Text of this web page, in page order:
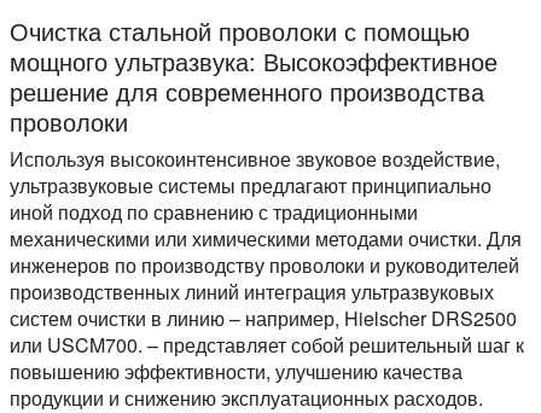
Очистка стальной проволоки с помощью
мощного ультразвука: Высокоэффективное
решение для современного производства
проволоки
Используя высокоинтенсивное звуковое воздействие,
ультразвуковые системы предлагают принципиально
иной подход по сравнению с традиционными
механическими или химическими методами очистки. Для
инженеров по производству проволоки и руководителей
производственных линий интеграция ультразвуковых
систем очистки в линию – например, Hielscher DRS2500
или USCM700. – представляет собой решительный шаг к
повышению эффективности, улучшению качества
продукции и снижению эксплуатационных расходов.